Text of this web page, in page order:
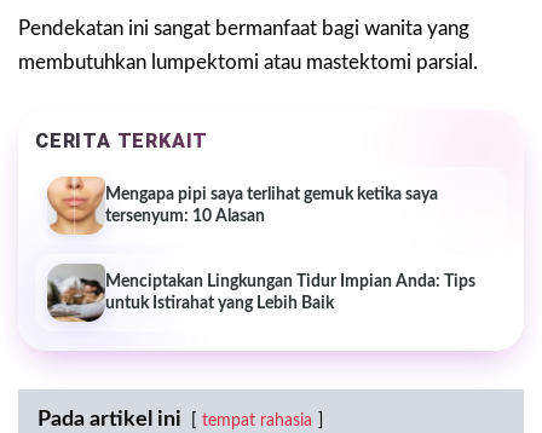
Pendekatan ini sangat bermanfaat bagi wanita yang
membutuhkan lumpektomi atau mastektomi parsial.
CERITA TERKAIT
Mengapa pipi saya terlihat gemuk ketika saya
tersenyum: 10 Alasan
Menciptakan Lingkungan Tidur Impian Anda: Tips
untuk Istirahat yang Lebih Baik
Pada artikel ini tempat rahasia